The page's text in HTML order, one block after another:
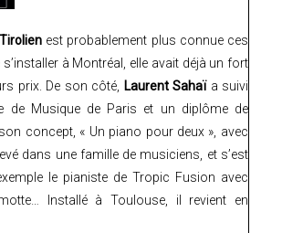
est probablement plus connue ces
à Montréal, elle avait déjà un fort
prix. De son côté,
Laurent Sahaïa suivi
de Musique de Paris et un diplôme de
concept, « Un piano pour deux », avec
dans une famille de musiciens, et s’est
le pianiste de Tropic Fusion avec
Installé à Toulouse, il revient en